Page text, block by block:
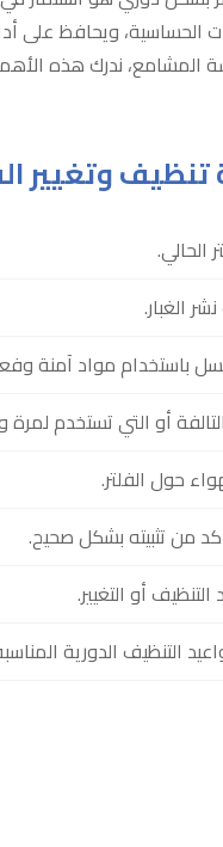
ويحافظ على
المشامع، ندرك هذه
وتغيير
الغبار.
باستخدام مواد آمنة
أو التي تستخدم
حول الفلتر.
من تثبيته بشكل صحيح.
أو التغيير.
التنظيف الدورية